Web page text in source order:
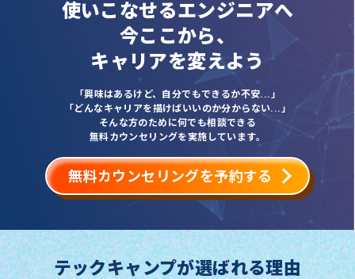
使いこなせるエンジニアへ
今ここから、
キャリアを変えよう
「興味はあるけど、自分でもできるか不安...」
「どんなキャリアを描けばいいのか分からない...」
そんな方のために何でも相談できる
無料カウンセリングを実施しています。
無料カウンセリングを予約する
テックキャンプが選ばれる理由